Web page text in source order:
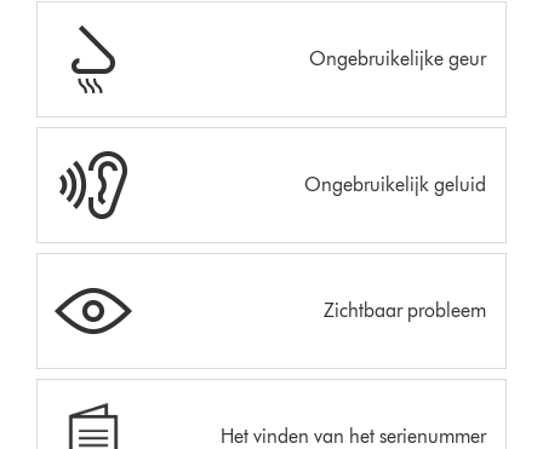
Ongebruikelijke geur
Ongebruikelijk geluid
Zichtbaar probleem
Het vinden van het serienummer